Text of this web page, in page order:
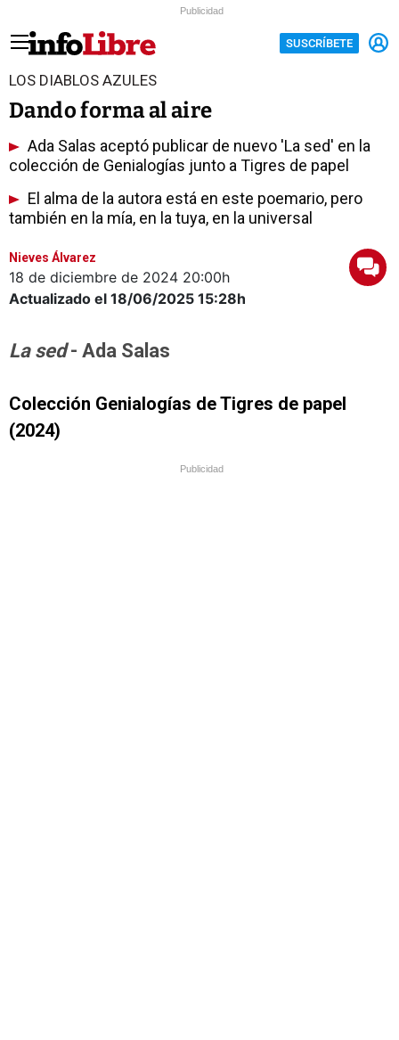
Publicidad
SUSCRÍBETE
LOS DIABLOS AZULES
Dando forma al aire
Ada Salas aceptó publicar de nuevo 'La sed' en la
colección de Genialogías junto a Tigres de papel
El alma de la autora está en este poemario, pero
también en la mía, en la tuya, en la universal
Nieves Álvarez
18 de diciembre de 2024 20:00h
Actualizado el 18/06/2025 15:28h
La sed- Ada Salas
Colección Genialogías de Tigres de papel
(2024)
Publicidad